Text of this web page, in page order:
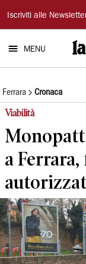
La
Nuova
Ferrara
Iscriviti alle
MENU
Ferrara Cronaca
Viabilità
a